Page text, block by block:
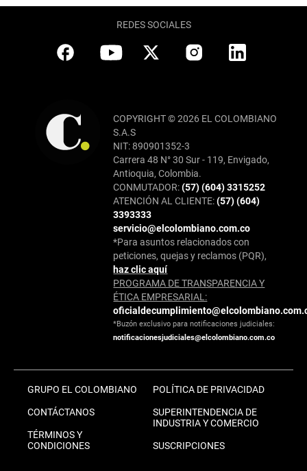
REDES SOCIALES
COPYRIGHT © 2026 EL COLOMBIANO
S.A.S
NIT: 890901352-3
Carrera 48 N° 30 Sur - 119, Envigado,
Antioquia, Colombia.
CONMUTADOR:(57) (604) 3315252
ATENCIÓN AL CLIENTE:(57) (604)
3393333
servicio@elcolombiano.com.co
*Para asuntos relacionados con
peticiones, quejas y reclamos (PQR),
haz clic aquí
PROGRAMA DE TRANSPARENCIA Y
ÉTICA EMPRESARIAL:
*Buzón exclusivo para notificaciones judiciales:
notificacionesjudiciales@elcolombiano.com.co
GRUPO EL COLOMBIANO
CONTÁCTANOS
TÉRMINOS Y
CONDICIONES
POLÍTICA DE PRIVACIDAD
SUPERINTENDENCIA DE
INDUSTRIA Y COMERCIO
SUSCRIPCIONES